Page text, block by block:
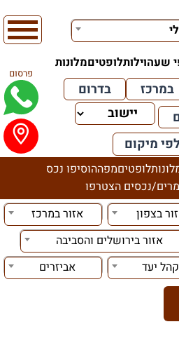
שעהוילותלופטיםמלונות
פרסום
במרכז
בדרום
מיקום
לופטיםמפההוסיפו נכס
נכסים הצטרפו
בצפון
אזור במרכז
אזור בירושלים והסביבה
קהל יעד אביזרים